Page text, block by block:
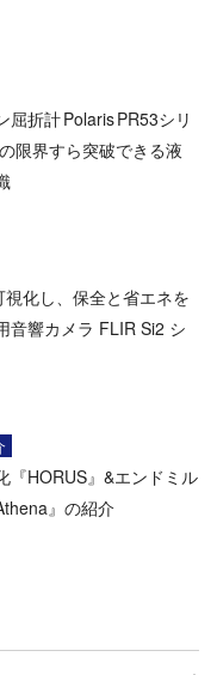
屈折計 Polaris PR53シリ
限界すら突破できる液
視化し、保全と省エネを
音響カメラ FLIR Si2 シ
『HORUS』&エンドミル
』の紹介